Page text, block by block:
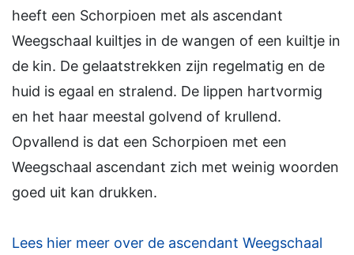
heeft een Schorpioen met als ascendant
Weegschaal kuiltjes in de wangen of een kuiltje in
de kin. De gelaatstrekken zijn regelmatig en de
huid is egaal en stralend. De lippen hartvormig
en het haar meestal golvend of krullend.
Opvallend is dat een Schorpioen met een
Weegschaal ascendant zich met weinig woorden
goed uit kan drukken.
Lees hier meer over de ascendant Weegschaal